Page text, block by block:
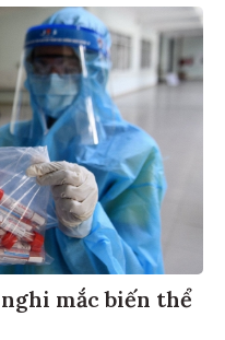
mắc biến thể